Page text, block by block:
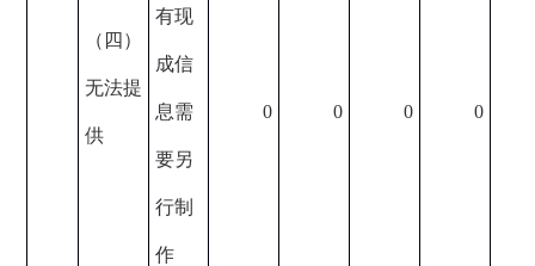
（四）
无法提
供
有现
成信
息需
要另
行制
作
0 0 0 0